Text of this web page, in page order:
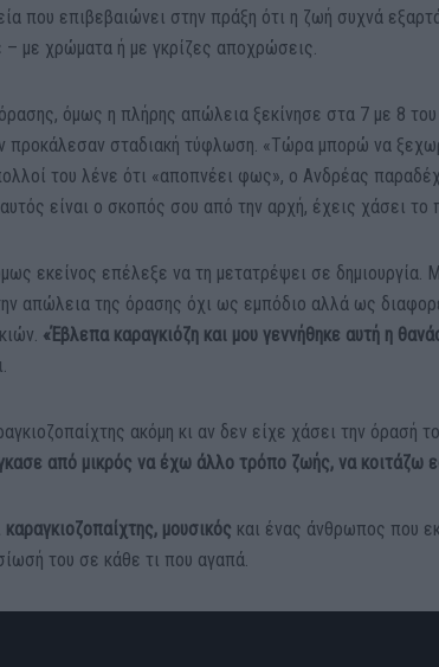
που επιβεβαιώνει στην πράξη ότι η ζωή συχνά
με χρώματα ή με γκρίζες αποχρώσεις.
όμως η πλήρης απώλεια ξεκίνησε στα 7 με 8 του
προκάλεσαν σταδιακή τύφλωση. «Τώρα μπορώ να
του λένε ότι «αποπνέει φως», ο Ανδρέας
είναι ο σκοπός σου από την αρχή, έχεις χάσει το
εκείνος επέλεξε να τη μετατρέψει σε δημιουργία.
απώλεια της όρασης όχι ως εμπόδιο αλλά ως
«Έβλεπα καραγκιόζη και μου γεννήθηκε αυτή η
ακόμη κι αν δεν είχε χάσει την όρασή
από μικρός να έχω άλλο τρόπο ζωής, να κοιτάζω
καραγκιοζοπαίχτης, μουσικός και ένας άνθρωπος που
του σε κάθε τι που αγαπά.